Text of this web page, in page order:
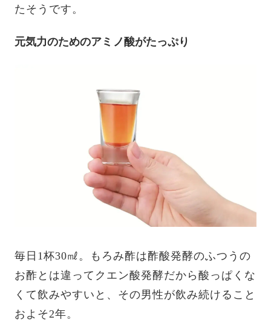
たそうです。
元気力のためのアミノ酸がたっぷり
毎日1杯30㎖。もろみ酢は酢酸発酵のふつうの
お酢とは違ってクエン酸発酵だから酸っぱくな
くて飲みやすいと、その男性が飲み続けること
およそ2年。